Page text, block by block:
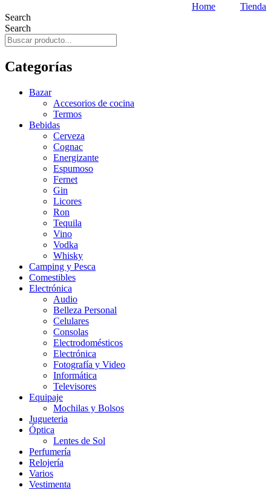
Home
Tienda
Search
Search
Categorías
Bazar
Accesorios de cocina
Termos
Bebidas
Cerveza
Cognac
Energizante
Espumoso
Fernet
Gin
Licores
Ron
Tequila
Vino
Vodka
Whisky
Camping y Pesca
Comestibles
Electrónica
Audio
Belleza Personal
Celulares
Consolas
Electrodomésticos
Electrónica
Fotografía y Video
Informática
Televisores
Equipaje
Mochilas y Bolsos
Jugueteria
Óptica
Lentes de Sol
Perfumería
Relojería
Varios
Vestimenta